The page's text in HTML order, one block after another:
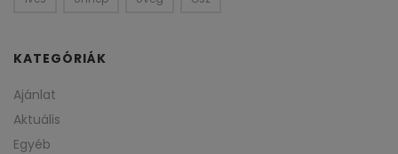
KATEGÓRIÁK
Ajánlat
Aktuális
Egyéb